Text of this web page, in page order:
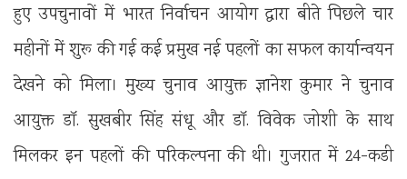
हुए उपचुनावों में भारत निर्वाचन आयोग द्वारा बीते पिछले चार
महीनों में शुरू की गई कई प्रमुख नई पहलों का सफल कार्यान्वयन
देखने को मिला। मुख्य चुनाव आयुक्त ज्ञानेश कुमार ने चुनाव
आयुक्त डॉ. सुखबीर सिंह संधू और डॉ. विवेक जोशी के साथ
मिलकर इन पहलों की परिकल्पना की थी। गुजरात में 24-कडी